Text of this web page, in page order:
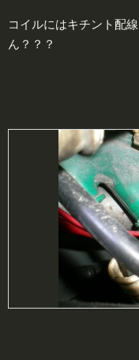
コイルにはキチント配
ん？？？